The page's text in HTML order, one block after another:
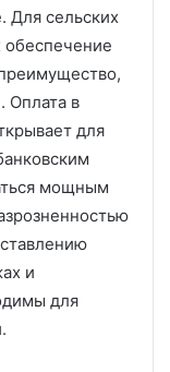
Для сельских
обеспечение
Оплата в
для
мощным
и
для